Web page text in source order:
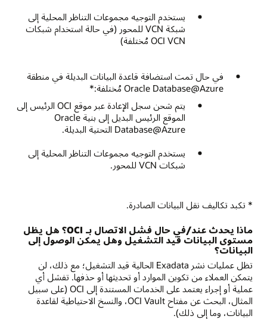
يستخدم التوجيه مجموعات التناظر المحلية إلى
شبكة VCN للمحور (في حالة استخدام شبكات
OCI VCN مُختلفة)
في حال تمت استضافة قاعدة البيانات البديلة في منطقة
Oracle Database@Azure مُختلفة:*
يتم شحن سجل الإعادة عبر موقع OCI الرئيس إلى
الموقع الرئيس البديل إلى بنية Oracle
Database@Azure التحتية البديلة.
يستخدم التوجيه مجموعات التناظر المحلية إلى
شبكات VCN للمحور.
* تكبد تكاليف نقل البيانات الصادرة.
ماذا يحدث عند/في حال فشل الاتصال بـ OCI؟ هل يظل
مستوى البيانات قيد التشغيل وهل يمكن الوصول إلى
البيانات؟
تظل عمليات نشر Exadata الحالية قيد التشغيل؛ مع ذلك، لن
يتمكن العملاء من تكوين الموارد أو تحديثها أو حذفها. تفشل أي
عملية أو إجراء يعتمد على الخدمات المستندة إلى OCI (على سبيل
المثال، البحث عن مفتاح OCI Vault، والنسخ الاحتياطية لقاعدة
البيانات، وما إلى ذلك).